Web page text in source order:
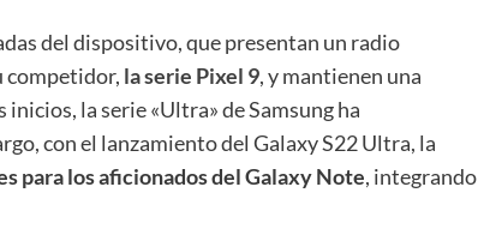
del dispositivo, que presentan un radio
competidor, la serie Pixel 9, y mantienen una
inicios, la serie «Ultra» de Samsung ha
con el lanzamiento del Galaxy S22 Ultra, la
para los aficionados del Galaxy Note, integrando